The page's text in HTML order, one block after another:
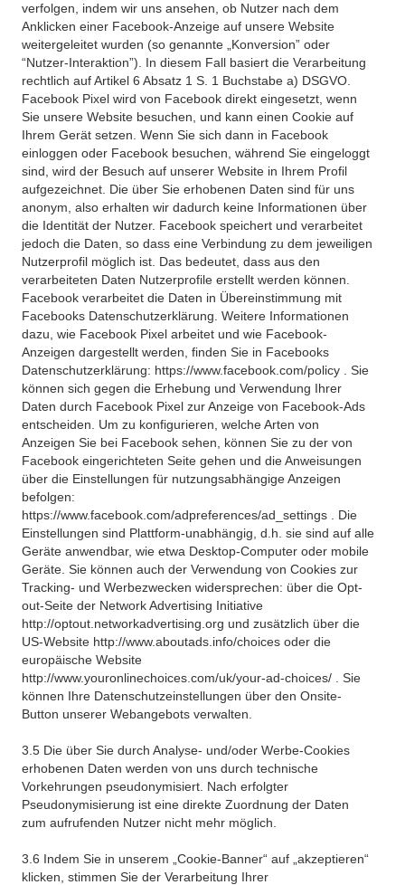
verfolgen, indem wir uns ansehen, ob Nutzer nach dem
Anklicken einer Facebook-Anzeige auf unsere Website
weitergeleitet wurden (so genannte „Konversion” oder
“Nutzer-Interaktion”). In diesem Fall basiert die Verarbeitung
rechtlich auf Artikel 6 Absatz 1 S. 1 Buchstabe a) DSGVO.
Facebook Pixel wird von Facebook direkt eingesetzt, wenn
Sie unsere Website besuchen, und kann einen Cookie auf
Ihrem Gerät setzen. Wenn Sie sich dann in Facebook
einloggen oder Facebook besuchen, während Sie eingeloggt
sind, wird der Besuch auf unserer Website in Ihrem Profil
aufgezeichnet. Die über Sie erhobenen Daten sind für uns
anonym, also erhalten wir dadurch keine Informationen über
die Identität der Nutzer. Facebook speichert und verarbeitet
jedoch die Daten, so dass eine Verbindung zu dem jeweiligen
Nutzerprofil möglich ist. Das bedeutet, dass aus den
verarbeiteten Daten Nutzerprofile erstellt werden können.
Facebook verarbeitet die Daten in Übereinstimmung mit
Facebooks Datenschutzerklärung. Weitere Informationen
dazu, wie Facebook Pixel arbeitet und wie Facebook-
Anzeigen dargestellt werden, finden Sie in Facebooks
Datenschutzerklärung: https://www.facebook.com/policy . Sie
können sich gegen die Erhebung und Verwendung Ihrer
Daten durch Facebook Pixel zur Anzeige von Facebook-Ads
entscheiden. Um zu konfigurieren, welche Arten von
Anzeigen Sie bei Facebook sehen, können Sie zu der von
Facebook eingerichteten Seite gehen und die Anweisungen
über die Einstellungen für nutzungsabhängige Anzeigen
befolgen:
https://www.facebook.com/adpreferences/ad_settings . Die
Einstellungen sind Plattform-unabhängig, d.h. sie sind auf alle
Geräte anwendbar, wie etwa Desktop-Computer oder mobile
Geräte. Sie können auch der Verwendung von Cookies zur
Tracking- und Werbezwecken widersprechen: über die Opt-
out-Seite der Network Advertising Initiative
http://optout.networkadvertising.org und zusätzlich über die
US-Website http://www.aboutads.info/choices oder die
europäische Website
http://www.youronlinechoices.com/uk/your-ad-choices/ . Sie
können Ihre Datenschutzeinstellungen über den Onsite-
Button unserer Webangebots verwalten.
3.5 Die über Sie durch Analyse- und/oder Werbe-Cookies
erhobenen Daten werden von uns durch technische
Vorkehrungen pseudonymisiert. Nach erfolgter
Pseudonymisierung ist eine direkte Zuordnung der Daten
zum aufrufenden Nutzer nicht mehr möglich.
3.6 Indem Sie in unserem „Cookie-Banner“ auf „akzeptieren“
klicken, stimmen Sie der Verarbeitung Ihrer